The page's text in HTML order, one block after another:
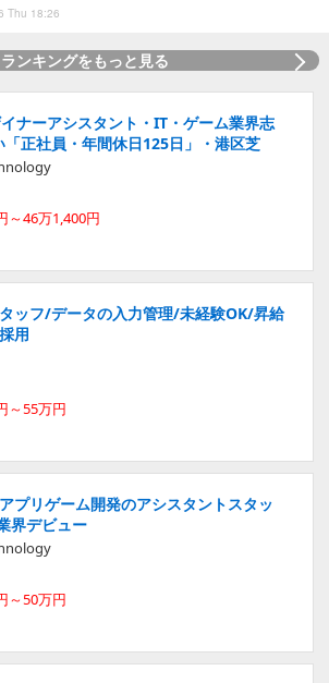
Thu 18:26
ランキングをもっと見る
ナーアシスタント・IT・ゲーム業界志
正社員・年間休日125日」・港区芝
～46万1,400円
ッフ/データの入力管理/未経験OK/昇給
用
～55万円
プリゲーム開発のアシスタントスタッ
界デビュー
～50万円